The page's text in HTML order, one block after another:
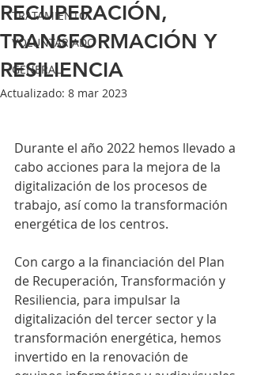
TRATAMIENTO
VOLUNTARIADO
GENERAL
RECUPERACIÓN,
TRANSFORMACIÓN Y
RESILIENCIA
Actualizado: 8 mar 2023
Durante el año 2022 hemos llevado a
cabo acciones para la mejora de la
digitalización de los procesos de
trabajo, así como la transformación
energética de los centros.
Con cargo a la financiación del Plan
de Recuperación, Transformación y
Resiliencia, para impulsar la
digitalización del tercer sector y la
transformación energética, hemos
invertido en la renovación de